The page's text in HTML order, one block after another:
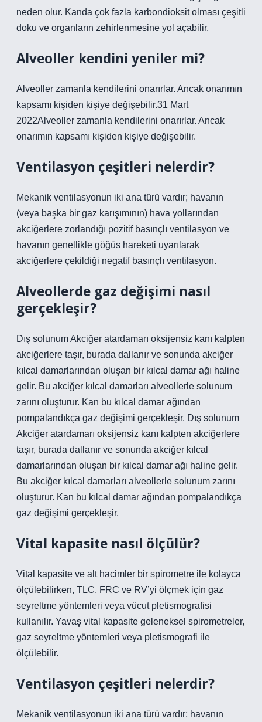
neden olur. Kanda çok fazla karbondioksit olması çeşitli
doku ve organların zehirlenmesine yol açabilir.
Alveoller kendini yeniler mi?
Alveoller zamanla kendilerini onarırlar. Ancak onarımın
kapsamı kişiden kişiye değişebilir.31 Mart
2022Alveoller zamanla kendilerini onarırlar. Ancak
onarımın kapsamı kişiden kişiye değişebilir.
Ventilasyon çeşitleri nelerdir?
Mekanik ventilasyonun iki ana türü vardır; havanın
(veya başka bir gaz karışımının) hava yollarından
akciğerlere zorlandığı pozitif basınçlı ventilasyon ve
havanın genellikle göğüs hareketi uyarılarak
akciğerlere çekildiği negatif basınçlı ventilasyon.
Alveollerde gaz değişimi nasıl
gerçekleşir?
Dış solunum Akciğer atardamarı oksijensiz kanı kalpten
akciğerlere taşır, burada dallanır ve sonunda akciğer
kılcal damarlarından oluşan bir kılcal damar ağı haline
gelir. Bu akciğer kılcal damarları alveollerle solunum
zarını oluşturur. Kan bu kılcal damar ağından
pompalandıkça gaz değişimi gerçekleşir. Dış solunum
Akciğer atardamarı oksijensiz kanı kalpten akciğerlere
taşır, burada dallanır ve sonunda akciğer kılcal
damarlarından oluşan bir kılcal damar ağı haline gelir.
Bu akciğer kılcal damarları alveollerle solunum zarını
oluşturur. Kan bu kılcal damar ağından pompalandıkça
gaz değişimi gerçekleşir.
Vital kapasite nasıl ölçülür?
Vital kapasite ve alt hacimler bir spirometre ile kolayca
ölçülebilirken, TLC, FRC ve RV’yi ölçmek için gaz
seyreltme yöntemleri veya vücut pletismografisi
kullanılır. Yavaş vital kapasite geleneksel spirometreler,
gaz seyreltme yöntemleri veya pletismografi ile
ölçülebilir.
Ventilasyon çeşitleri nelerdir?
Mekanik ventilasyonun iki ana türü vardır; havanın